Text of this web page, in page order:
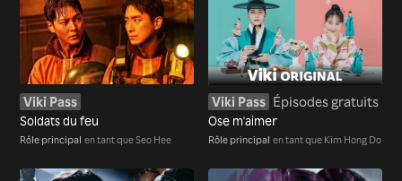
Viki Pass
Soldats du feu
Rôle principal en tant que Seo Hee
Viki Pass Épisodes gratuits
Ose m'aimer
Rôle principal en tant que Kim Hong Do